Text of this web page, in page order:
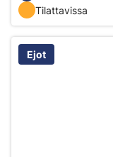
Tilattavissa
Ejot